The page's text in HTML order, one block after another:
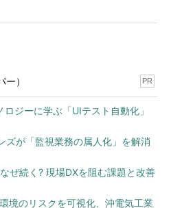
） PR
ジーに学ぶ「UIテスト自動化」
ズが「監視業務の属人化」を解消
ぜ続く? 現場DXを阻む課題と改善
境のリスクを可視化、沖電気工業